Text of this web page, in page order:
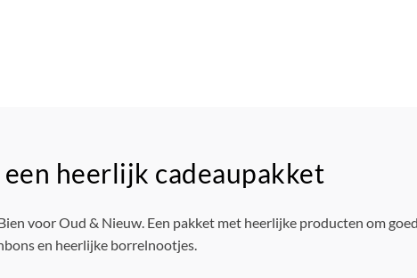
heerlijk cadeaupakket
voor Oud & Nieuw. Een pakket met heerlijke producten om
en heerlijke borrelnootjes.